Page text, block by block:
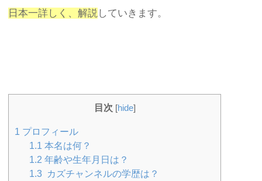
日本一詳しく、解説していきます。
目次 [hide]
1 プロフィール
1.1 本名は何？
1.2 年齢や生年月日は？
1.3カズチャンネルの学歴は？